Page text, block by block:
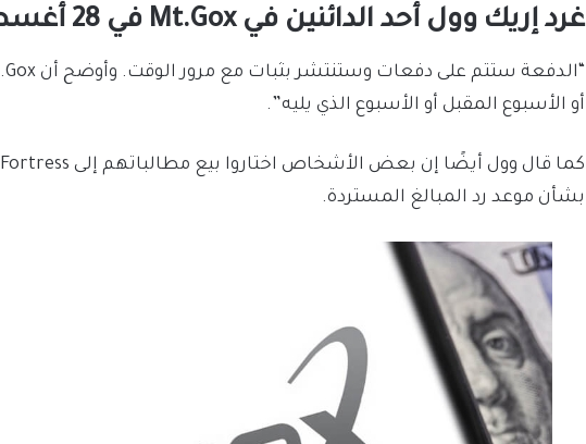
غرد إريك وول أحد الدائنين في Mt.Gox في 28 أغسطس بأن:
أو الأسبوع المقبل أو الأسبوع الذي يليه”.
بشأن موعد رد المبالغ المستردة.